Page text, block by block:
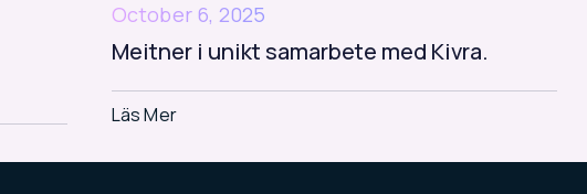
October 6, 2025
Meitner i unikt samarbete med Kivra.
Läs Mer
Read